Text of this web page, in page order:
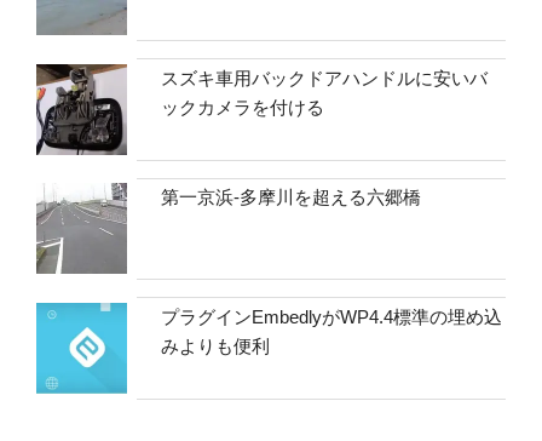
スズキ車用バックドアハンドルに安いバ
ックカメラを付ける
第一京浜-多摩川を超える六郷橋
プラグインEmbedlyがWP4.4標準の埋め込
みよりも便利